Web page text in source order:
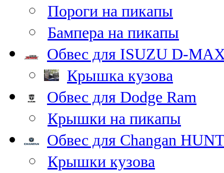
Пороги на пикапы
Бампера на пикапы
Обвес для ISUZU D-
Крышка кузова
Обвес для Dodge Ram
Крышки на пикапы
Обвес для Changan
Крышки кузова